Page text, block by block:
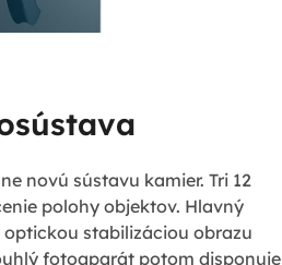
novú sústavu kamier. Tri 12
polohy objektov. Hlavný
stabilizáciou obrazu
fotoaparát potom disponuje